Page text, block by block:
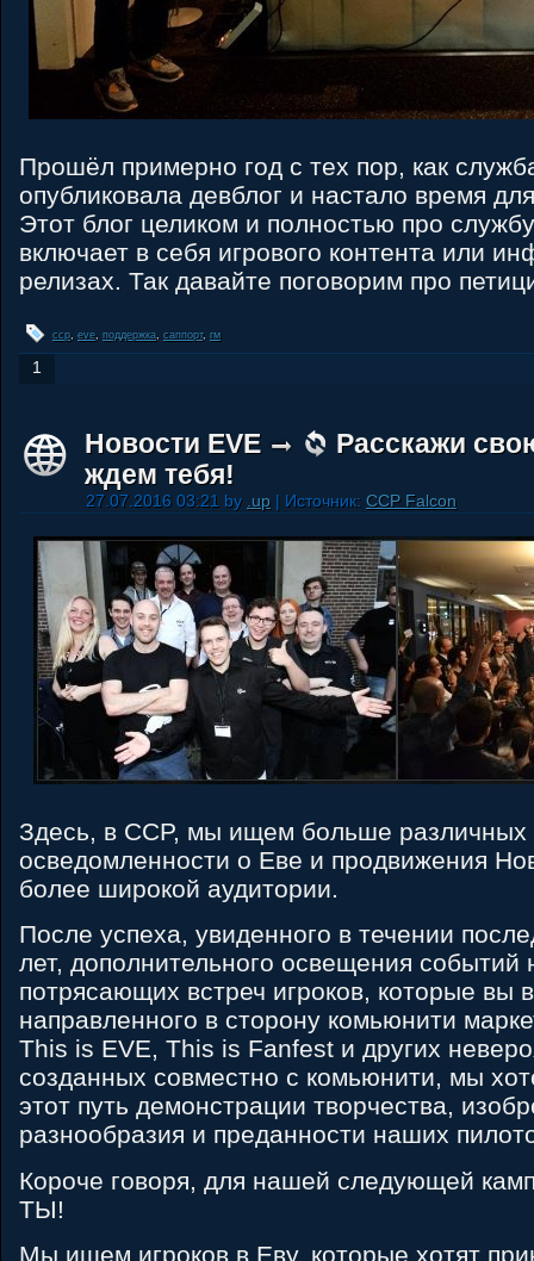
Прошёл примерно год с тех пор, как
опубликовала девблог и настало время
Этот блог целиком и полностью про
включает в себя игрового контента или
релизах. Так давайте поговорим про
ccp, eve, поддержка саппорт, гм
1
Новости EVE
Расскажи
ждем тебя!
27.07.2016 03:21 by .up | Источник: CCP Falcon
Здесь, в CCP, мы ищем больше различных
осведомленности о Еве и продвижения
более широкой аудитории.
После успеха, увиденного в течении
лет, дополнительного освещения
потрясающих встреч игроков, которые вы
направленного в сторону комьюнити
This is EVE, This is Fanfest и других
созданных совместно с комьюнити, мы
этот путь демонстрации творчества,
разнообразия и преданности наших
Короче говоря, для нашей следующей
ТЫ!
Мы ищем игроков в Еву, которые хотят